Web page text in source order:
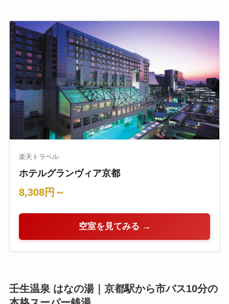
楽天トラベル
ホテルグランヴィア京都
8,308円～
空室を見てみる →
壬生温泉 はなの湯｜京都駅から市バス10分の